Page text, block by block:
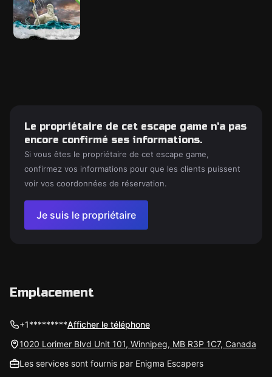
Le propriétaire de cet escape game n'a pas
encore confirmé ses informations.
Si vous êtes le propriétaire de cet escape game,
confirmez vos informations pour que les clients puissent
voir vos coordonnées de réservation.
Je suis le propriétaire
Emplacement
+1*********Afficher le téléphone
1020 Lorimer Blvd Unit 101, Winnipeg, MB R3P 1C7, Canada
Les services sont fournis par Enigma Escapers